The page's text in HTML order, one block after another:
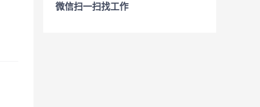
微信扫一扫找工作